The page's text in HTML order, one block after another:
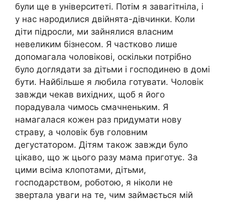
були ще в університеті. Потім я завагітніла, і
у нас народилися двійнята-дівчинки. Коли
діти підросли, ми зайнялися власним
невеликим бізнесом. Я частково лише
допомагала чоловікові, оскільки потрібно
було доглядати за дітьми і господинею в домі
бути. Найбільше я любила готувати. Чоловік
завжди чекав вихідних, щоб я його
порадувала чимось смачненьким. Я
намагалася кожен раз придумати нову
страву, а чоловік був головним
дегустатором. Дітям також завжди було
цікаво, що ж цього разу мама приготує. За
цими всіма клопотами, дітьми,
господарством, роботою, я ніколи не
звертала уваги на те, чим займається мій